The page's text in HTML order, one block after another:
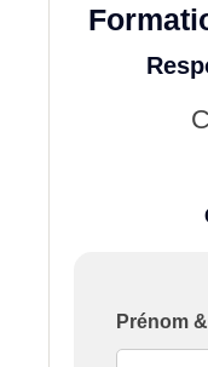
Formulaire
[Contact
Prénom